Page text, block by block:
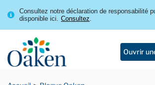
Consultez notre déclaration de responsabilité
disponible ici. Consultez.
Ouvrir